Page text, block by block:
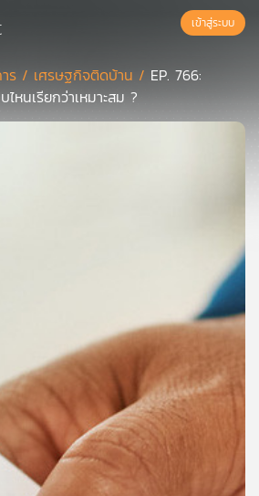
เข้าสู่ระบบ
ร / เศรษฐกิจติดบ้าน / EP. 766:
หนเรียกว่าเหมาะสม ?